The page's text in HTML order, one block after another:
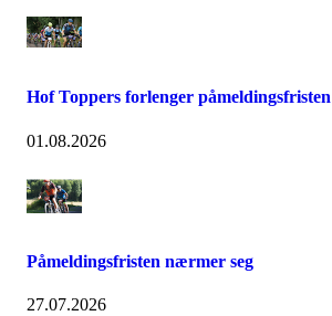
Hof Toppers forlenger påmeldingsfristen
01.08.2026
Påmeldingsfristen nærmer seg
27.07.2026